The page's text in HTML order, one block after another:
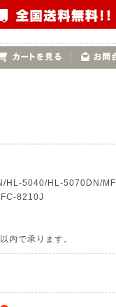
HL-5040/HL-5070DN/MF
8210J
内で承ります。
75